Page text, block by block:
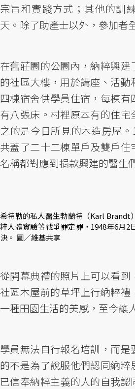
宗旨和實踐方式；其他的訓
天。除了助產士以外，參加者
在舊莊園的公園內，納粹興建
的社區大樓，用於講座、活動
四棟宿舍供學員住宿，每棟有
有八張床。村裡原本有的住
之的是今日所見的木造房屋。
共蓋了二十二棟單戶及雙戶住
名稱都對應到捐款興建的醫生
希特勒的私人醫生勃蘭特（Karl Brandt
粹人體實驗等戰爭罪定罪，1948年6月2
決。 圖／維基共享
從開幕典禮的照片上可以看到
社區木屋前的草坪上行納粹禮
一種田園生活的美感，至今讓
學員無法自行報名培訓，而是
的不是為了說服他們認同納粹
已信奉納粹主義的人的自我認